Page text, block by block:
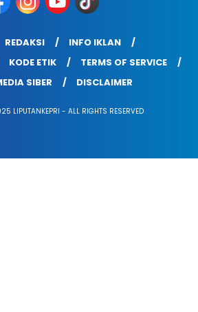
REDAKSI
INFO IKLAN
KODE ETIK
TERMS OF SERVICE
SIBER
DISCLAIMER
LIPUTANKEPRI - ALL RIGHTS RESERVED